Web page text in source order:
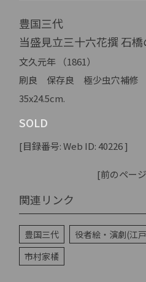
豊国三代
当盛見立三十六花撰 石
文久元年 （1861）
刷良 保存良 極少虫穴補修
35x24.5cm.
SOLD
[目録番号: Web ID: 40226 ]
[前のペー
関連リンク
豊国三代 役者絵・演劇(江
市村家橘